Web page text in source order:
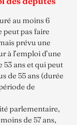
au moins 6
peut pas faire
prévu une
à l’emploi d’une
53 ans et qui peut
de 55 ans (durée
de
parlementaire,
de 57 ans,